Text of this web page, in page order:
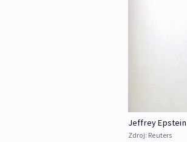
Jeffrey Epstein
Zdroj: Reuters